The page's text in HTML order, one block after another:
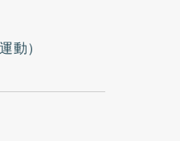
動）